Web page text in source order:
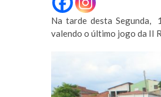
Na tarde desta Segunda,
valendo o último jogo da II